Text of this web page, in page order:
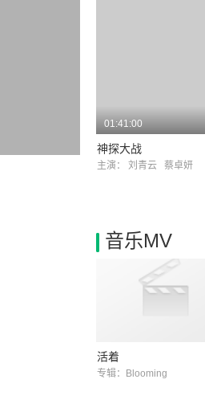
01:41:00
神探大战
主演： 刘青云 蔡卓妍
音乐MV
活着
专辑：Blooming